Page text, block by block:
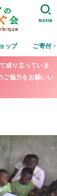
ップ ご寄付
SEARCH
成り立っていま
ご協力をお願いい